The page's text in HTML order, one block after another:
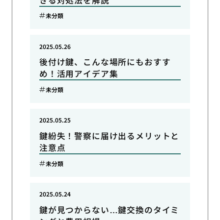
未分類
後付け鍵、こんな場所にもおすす
め！活用アイデア集
2025.05.26
未分類
鍵紛失！警察に届け出るメリットと
注意点
2025.05.25
未分類
鍵が見つからない…鍵交換のタイミ
2025.05.24